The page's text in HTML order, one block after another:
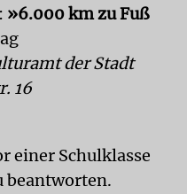
»6.000 km zu Fuß
der Stadt
16
einer Schulklasse
beantworten.